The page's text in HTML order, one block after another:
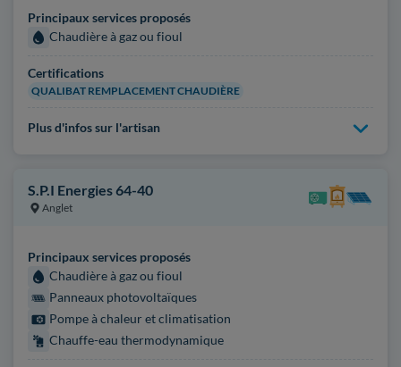
Principaux services proposés
Chaudière à gaz ou fioul
Certifications
QUALIBAT REMPLACEMENT CHAUDIÈRE
Plus d'infos sur l'artisan
S.P.I Energies 64-40
Anglet
Principaux services proposés
Chaudière à gaz ou fioul
Panneaux photovoltaïques
Pompe à chaleur et climatisation
Chauffe-eau thermodynamique